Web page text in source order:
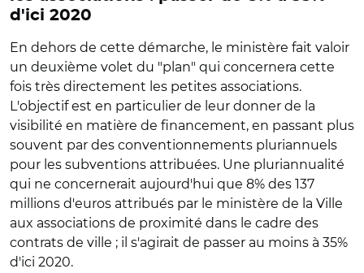
d'ici 2020
En dehors de cette démarche, le ministère fait valoir
un deuxième volet du "plan" qui concernera cette
fois très directement les petites associations.
L'objectif est en particulier de leur donner de la
visibilité en matière de financement, en passant plus
souvent par des conventionnements pluriannuels
pour les subventions attribuées. Une pluriannualité
qui ne concernerait aujourd'hui que 8% des 137
millions d'euros attribués par le ministère de la Ville
aux associations de proximité dans le cadre des
contrats de ville ; il s'agirait de passer au moins à 35%
d'ici 2020.